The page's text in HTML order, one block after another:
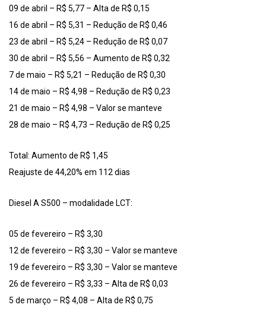
09 de abril – R$ 5,77 – Alta de R$ 0,15
16 de abril – R$ 5,31 – Redução de R$ 0,46
23 de abril – R$ 5,24 – Redução de R$ 0,07
30 de abril – R$ 5,56 – Aumento de R$ 0,32
7 de maio – R$ 5,21 – Redução de R$ 0,30
14 de maio – R$ 4,98 – Redução de R$ 0,23
21 de maio – R$ 4,98 – Valor se manteve
28 de maio – R$ 4,73 – Redução de R$ 0,25
Total: Aumento de R$ 1,45
Reajuste de 44,20% em 112 dias
Diesel A S500 – modalidade LCT:
05 de fevereiro – R$ 3,30
12 de fevereiro – R$ 3,30 – Valor se manteve
19 de fevereiro – R$ 3,30 – Valor se manteve
26 de fevereiro – R$ 3,33 – Alta de R$ 0,03
5 de março – R$ 4,08 – Alta de R$ 0,75